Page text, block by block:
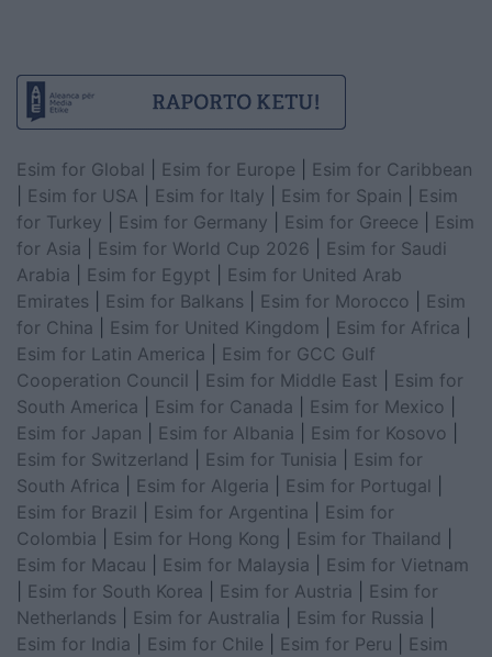
Esim for Global Esim for Europe
Esim for Caribbean
Esim for USA Esim for Italy Esim for Spain
Esim
for Turkey
Esim for Germany Esim for Greece
Esim
for Asia
Esim for World Cup 2026
Esim for Saudi
Arabia
Esim for Egypt
Esim for United Arab
Emirates
Esim for Balkans Esim for Morocco
Esim
for China
Esim for United Kingdom Esim for Africa
Esim for Latin America
Esim for GCC Gulf
Cooperation Council
Esim for Middle East
Esim for
South America
Esim for Canada Esim for Mexico
Esim for Japan
Esim for Albania Esim for Kosovo
Esim for Switzerland
Esim for Tunisia
Esim for
South Africa
Esim for Algeria Esim for Portugal
Esim for Brazil
Esim for Argentina
Esim for
Colombia
Esim for Hong Kong Esim for Thailand
Esim for Macau
Esim for Malaysia
Esim for Vietnam
Esim for South Korea Esim for Austria
Esim for
Netherlands
Esim for Australia Esim for Russia
Esim for India
Esim for Chile Esim for Peru
Esim